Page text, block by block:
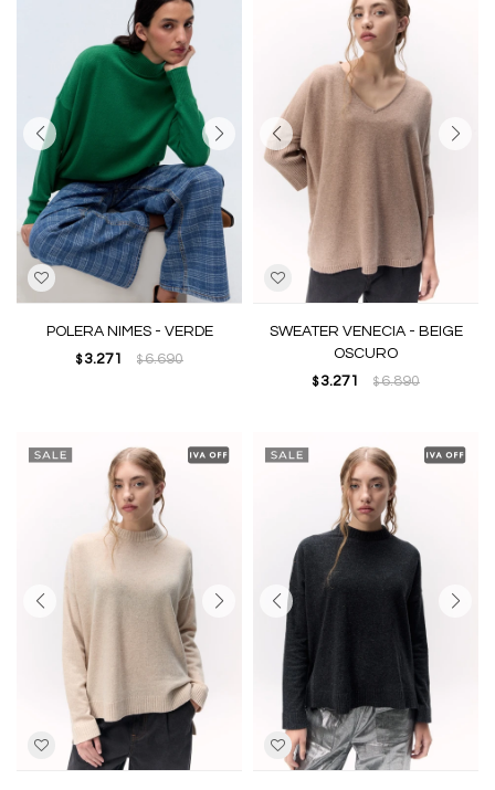
POLERA NIMES - VERDE
$ 3.271 $6.690
SWEATER VENECIA - BEIGE
OSCURO
$ 3.271 $6.890